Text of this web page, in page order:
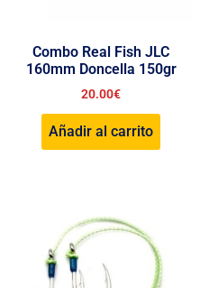
Combo Real Fish JLC
160mm Doncella 150gr
20.00€
Añadir al carrito